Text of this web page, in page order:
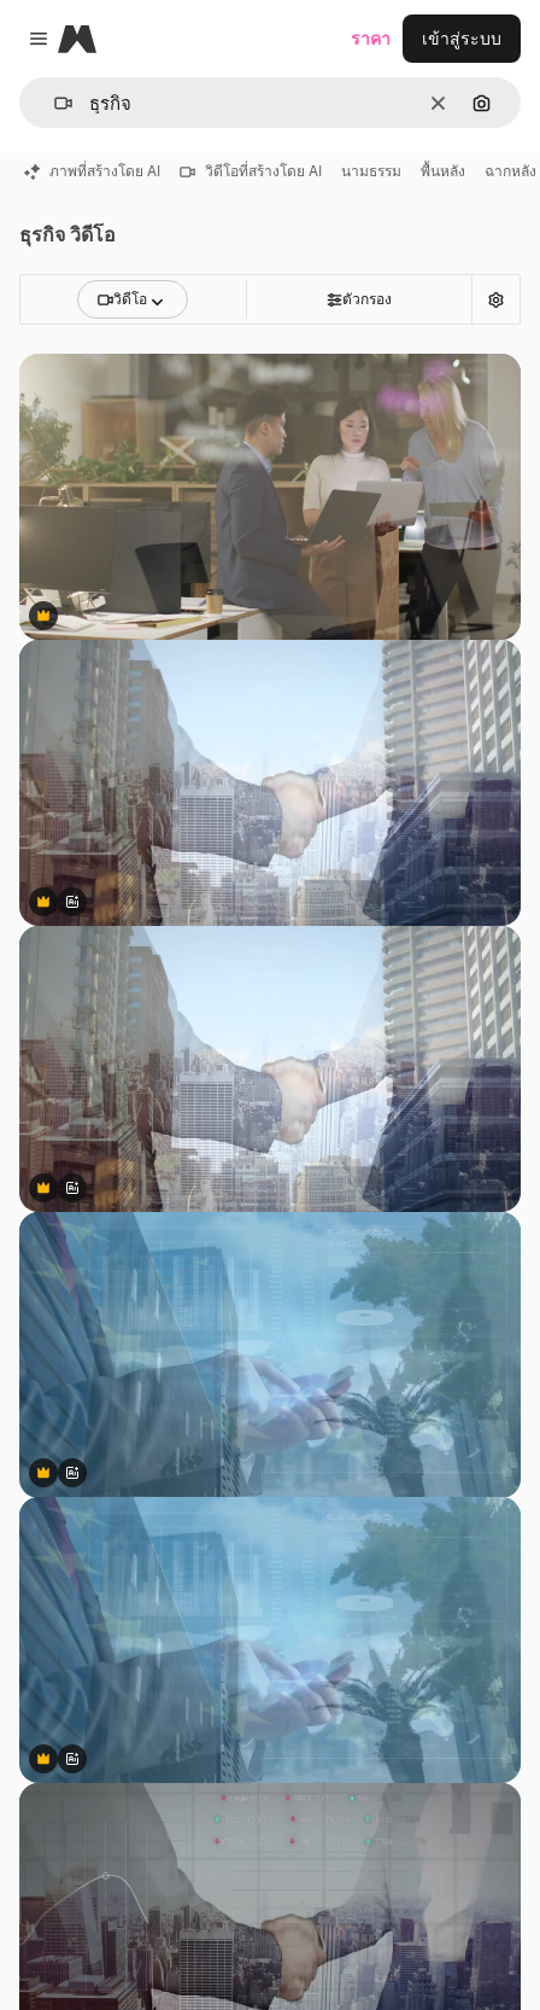
Close menu
Magnific
ชัดเจนค้นหา
ราคา เข้าสู่ระบบ
ภาพที่สร้างโดย AI วิดีโอที่สร้างโดย AI นามธรรม พื้นหลัง ฉากหลัง
ธุรกิจ วิดีโอ
วิดีโอ ตัวกรอง
Premium
Premium
Premium
Premium
สร้างขึ้นโดย AI
Premium
Premium
สร้างขึ้นโดย AI
Premium
Premium
สร้างขึ้นโดย AI
Premium
Premium
สร้างขึ้นโดย AI